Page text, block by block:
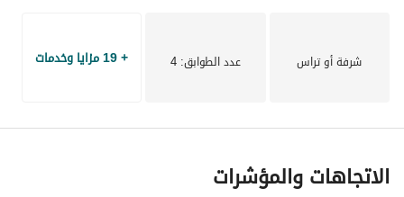
شرفة أو تراس عدد الطوابق: 4 + 19 مزايا وخدمات
الاتجاهات والمؤشرات